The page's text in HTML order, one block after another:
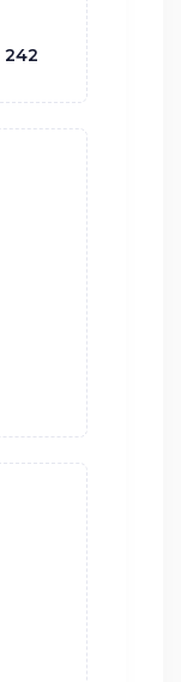
242